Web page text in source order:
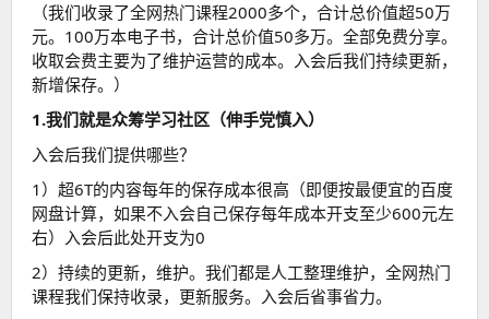
（我们收录了全网热门课程2000多个，合计总价值超50万
元。100万本电子书，合计总价值50多万。全部免费分享。
收取会费主要为了维护运营的成本。入会后我们持续更新，
新增保存。）
1.我们就是众筹学习社区（伸手党慎入）
入会后我们提供哪些？
1）超6T的内容每年的保存成本很高（即便按最便宜的百度
网盘计算，如果不入会自己保存每年成本开支至少600元左
右）入会后此处开支为0
2）持续的更新，维护。我们都是人工整理维护，全网热门
课程我们保持收录，更新服务。入会后省事省力。